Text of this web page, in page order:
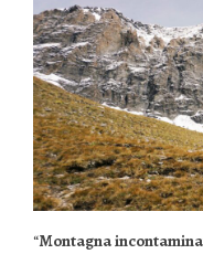
“Montagna